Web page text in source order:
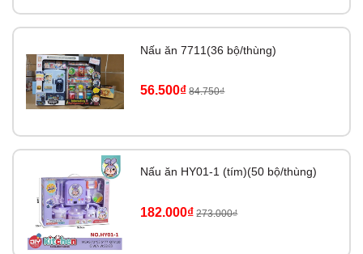
✅ Tạo sự hứng thú, giúp bé chơi ngoan không cần điện thoại
✅ Là món đồ chơi lý tưởng trong giai đoạn 1–3 tuổi
👶
Dành cho trẻ từ 12 tháng tuổi trở lên
Nguồn gốc xuất xứ: Nhập khẩu TQ
Chất liệu: Nhựa ABS
Nấu ăn 7711(36 bộ/thùng)
56.500₫ 84.750₫
Nấu ăn HY01-1 (tím)(50 bộ/thùng)
182.000₫ 273.000₫